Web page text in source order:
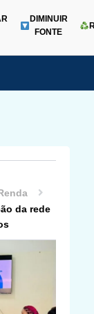
Menu
DIMINUIR
FONTE
da rede